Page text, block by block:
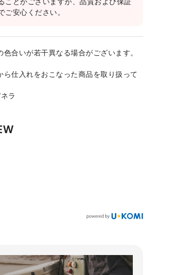
安心ください。
合いが若干異なる場合がございます。
仕入れをおこなった商品を取り扱って
ラ